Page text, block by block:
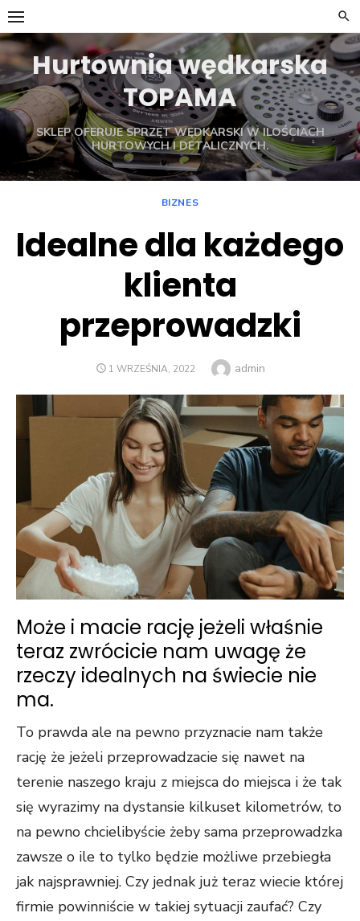
Skip
to
contentHurtownia wędkarska
TOPAMA
SKLEP OFERUJE SPRZĘT WĘDKARSKI W ILOŚCIACH
HURTOWYCH I DETALICZNYCH.
BIZNES
Idealne dla każdego
klienta
przeprowadzki
POSTED
1 WRZEŚNIA, 2022 Author
admin
Może i macie rację jeżeli właśnie
teraz zwrócicie nam uwagę że
rzeczy idealnych na świecie nie
ma.
To prawda ale na pewno przyznacie nam także
rację że jeżeli przeprowadzacie się nawet na
terenie naszego kraju z miejsca do miejsca i że tak
się wyrazimy na dystansie kilkuset kilometrów, to
na pewno chcielibyście żeby sama przeprowadzka
zawsze o ile to tylko będzie możliwe przebiegła
jak najsprawniej. Czy jednak już teraz wiecie której
firmie powinniście w takiej sytuacji zaufać? Czy